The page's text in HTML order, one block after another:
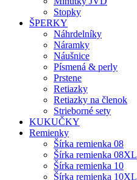
Stopky
ŠPERKY
Náhrdelníky
Náramky
Náušnice
Písmená & perly
Prstene
Retiazky
Retiazky na členok
Strieborné sety
KUKUČKY
Remienky
Šírka remienka 08
Šírka remienka 08XL
Šírka remienka 10
Šírka remienka 10XL